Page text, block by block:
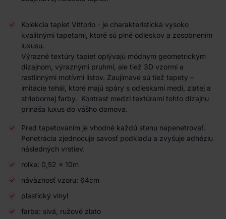
Kolekcia tapiet Vittorio - je charakteristická vysoko
kvalitnými tapetami, ktoré sú plné odleskov a zosobnením
luxusu.
Výrazné textúry tapiet oplývajú módnym geometrickým
dizajnom, výraznými pruhmi, ale tiež 3D vzormi a
rastlinnými motívmi listov. Zaujímavé sú tiež tapety –
imitácie tehál, ktoré majú spáry s odleskami medi, zlatej a
striebornej farby. Kontrast medzi textúrami tohto dizajnu
prináša luxus do vášho domova.
Pred tapetovaním je vhodné každú stenu napenetrovať.
Penetrácia zjednocuje savosť podkladu a zvyšuje adhéziu
následných vrstiev.
rolka: 0,52 × 10m
náväznosť vzoru: 64cm
plastický vinyl
farba: sivá, ružové zlato